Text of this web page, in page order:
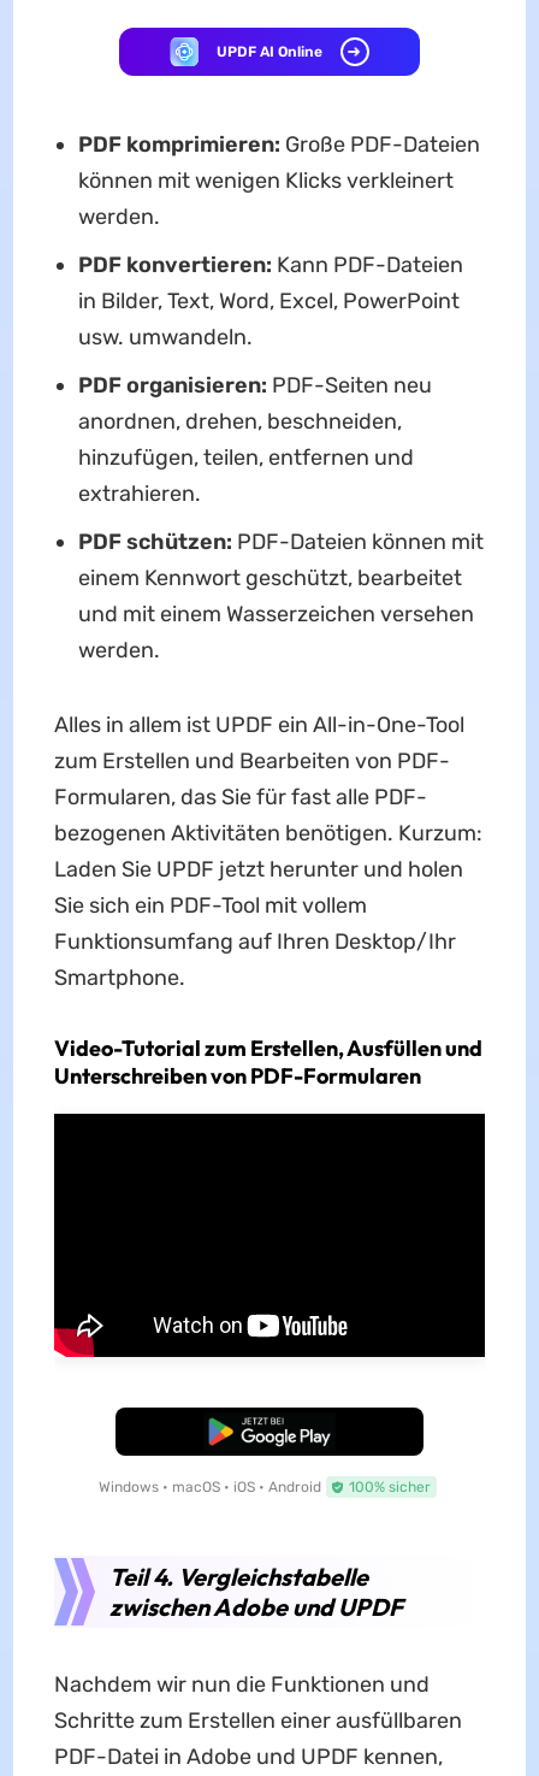
UPDF AI Online
PDF komprimieren: Große PDF-Dateien
können mit wenigen Klicks verkleinert
werden.
PDF konvertieren: Kann PDF-Dateien
in Bilder, Text, Word, Excel, PowerPoint
usw. umwandeln.
PDF organisieren: PDF-Seiten neu
anordnen, drehen, beschneiden,
hinzufügen, teilen, entfernen und
extrahieren.
PDF schützen: PDF-Dateien können mit
einem Kennwort geschützt, bearbeitet
und mit einem Wasserzeichen versehen
werden.
Alles in allem ist UPDF ein All-in-One-Tool
zum Erstellen und Bearbeiten von PDF-
Formularen, das Sie für fast alle PDF-
bezogenen Aktivitäten benötigen. Kurzum:
Laden Sie UPDF jetzt herunter und holen
Sie sich ein PDF-Tool mit vollem
Funktionsumfang auf Ihren Desktop/Ihr
Smartphone.
Video-Tutorial zum Erstellen, Ausfüllen und
Unterschreiben von PDF-Formularen
Kostenloser Download
Windows • macOS • iOS • Android 100% sicher
Teil 4. Vergleichstabelle
zwischen Adobe und UPDF
Nachdem wir nun die Funktionen und
Schritte zum Erstellen einer ausfüllbaren
PDF-Datei in Adobe und UPDF kennen,